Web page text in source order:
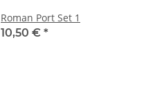
Roman Port Set 1
10,50 € *